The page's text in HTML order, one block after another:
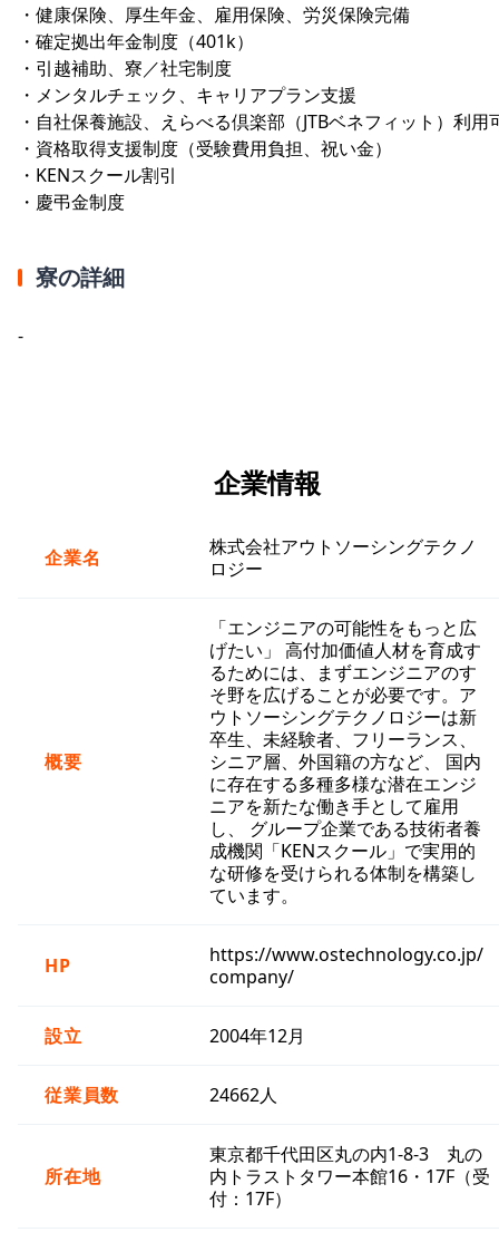
・健康保険、厚生年金、雇用保険、労災保険完備
・確定拠出年金制度（401k）
・引越補助、寮／社宅制度
・メンタルチェック、キャリアプラン支援
・自社保養施設、えらべる倶楽部（JTBベネフィット）利用
・資格取得支援制度（受験費用負担、祝い金）
・KENスクール割引
・慶弔金制度
寮の詳細
-
企業情報
企業名
株式会社アウトソーシングテクノ
ロジー
概要
「エンジニアの可能性をもっと広
げたい」 高付加価値人材を育成す
るためには、まずエンジニアのす
そ野を広げることが必要です。ア
ウトソーシングテクノロジーは新
卒生、未経験者、フリーランス、
シニア層、外国籍の方など、 国内
に存在する多種多様な潜在エンジ
ニアを新たな働き手として雇用
し、 グループ企業である技術者養
成機関「KENスクール」で実用的
な研修を受けられる体制を構築し
ています。
HP
https://www.ostechnology.co.jp/
company/
設立 2004年12月
従業員数 24662人
所在地
東京都千代田区丸の内1-8-3 丸の
内トラストタワー本館16・17F（受
付：17F）